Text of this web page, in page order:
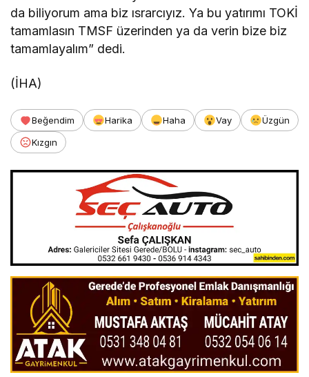
da biliyorum ama biz ısrarcıyız. Ya bu yatırımı TOKİ
tamamlasın TMSF üzerinden ya da verin bize biz
tamamlayalım” dedi.
(İHA)
Beğendim Harika Haha Vay
Üzgün
Kızgın